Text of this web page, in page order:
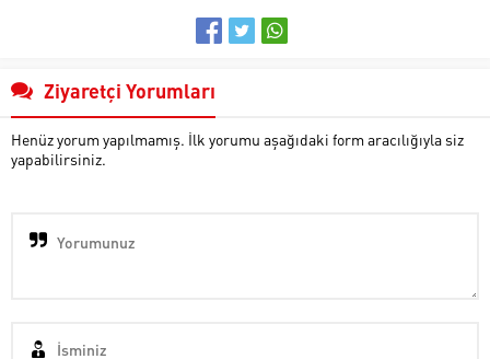
Ziyaretçi Yorumları
Henüz yorum yapılmamış. İlk yorumu aşağıdaki form aracılığıyla siz
yapabilirsiniz.